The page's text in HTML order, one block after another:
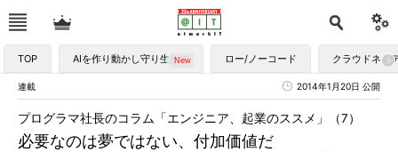
TOP AIを作り動かし守り生かす ロー/ノーコード クラウドネイ
連載 2014年1月20日 公開
必要なのは夢ではない、付加価値だ
プログラマ社長のコラム「エンジニア、起業のススメ」（7）